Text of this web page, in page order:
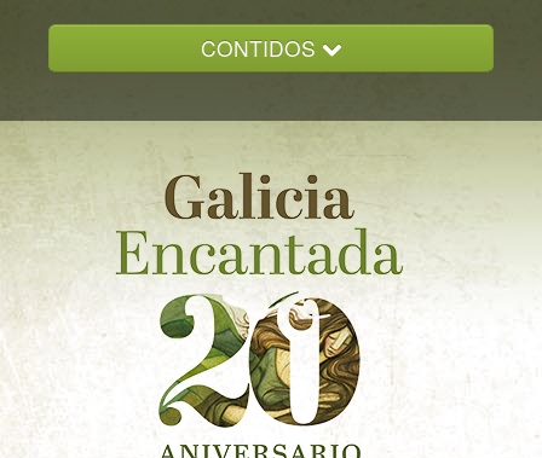
CONTIDOS
GALICIA ENCANTADA
DOCUMENTACION
NOVAS
CONTACTO